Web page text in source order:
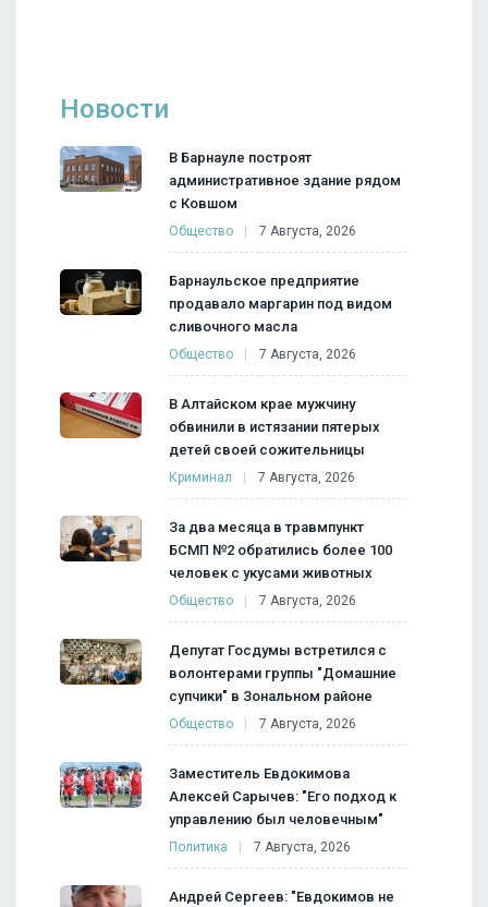
Новости
В Барнауле построят
административное здание рядом
с Ковшом
Общество 7 Августа, 2026
Барнаульское предприятие
продавало маргарин под видом
сливочного масла
Общество 7 Августа, 2026
В Алтайском крае мужчину
обвинили в истязании пятерых
детей своей сожительницы
Криминал 7 Августа, 2026
За два месяца в травмпункт
БСМП №2 обратились более 100
человек с укусами животных
Общество 7 Августа, 2026
Депутат Госдумы встретился с
волонтерами группы "Домашние
супчики" в Зональном районе
Общество 7 Августа, 2026
Заместитель Евдокимова
Алексей Сарычев: "Его подход к
управлению был человечным"
Политика 7 Августа, 2026
Андрей Сергеев: "Евдокимов не